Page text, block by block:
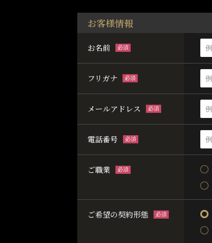
お客様情報
お名前 必須
フリガナ 必須
メールアドレス 必須
電話番号 必須
ご職業 必須
ご希望の契約形態 必須